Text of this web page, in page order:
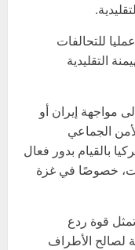
للتحالفات
التقليدية
مواجهة إيران أو
الجماعي
بالقيام بدور فعال
خصوصًا في غزة
قوة ردع
لصالح الأطراف